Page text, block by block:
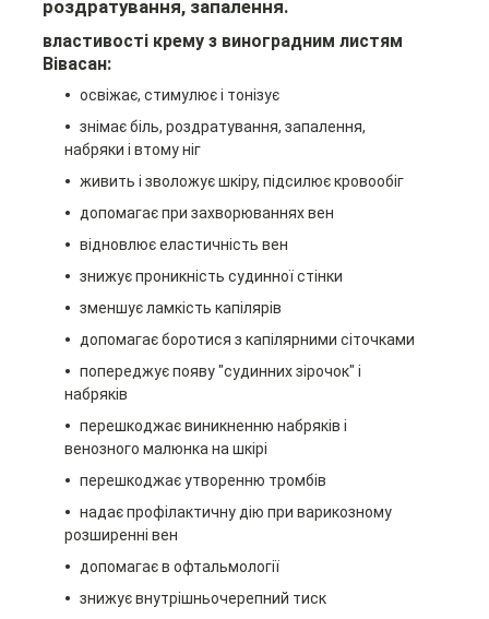
роздратування, запалення.
властивості крему з виноградним листям
Вівасан:
освіжає, стимулює і тонізує
знімає біль, роздратування, запалення,
набряки і втому ніг
живить і зволожує шкіру, підсилює кровообіг
допомагає при захворюваннях вен
відновлює еластичність вен
знижує проникність судинної стінки
зменшує ламкість капілярів
допомагає боротися з капілярними сіточками
попереджує появу "судинних зірочок" і
набряків
перешкоджає виникненню набряків і
венозного малюнка на шкірі
перешкоджає утворенню тромбів
надає профілактичну дію при варикозному
розширенні вен
допомагає в офтальмології
знижує внутрішньочерепний тиск